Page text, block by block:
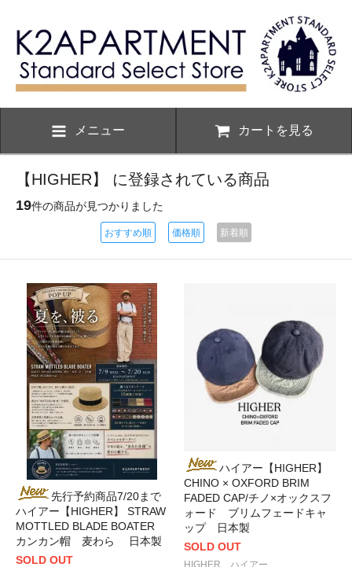
メニュー カートを見る
【HIGHER】 に登録されている商品
19件の商品が見つかりました
おすすめ順 価格順 新着順
先行予約商品7/20まで
ハイアー【HIGHER】 STRAW
MOTTLED BLADE BOATER
カンカン帽 麦わら 日本製
SOLD OUT
ハイアー【HIGHER】
CHINO × OXFORD BRIM
FADED CAP/チノ×オックスフ
ォード ブリムフェードキャ
ップ 日本製
SOLD OUT